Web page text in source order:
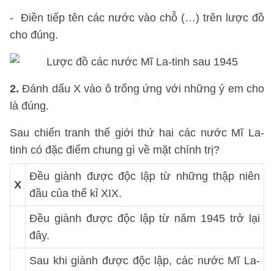
- Điền tiếp tên các nước vào chỗ (…) trên lược đồ
cho đúng.
2. Đánh dấu X vào ô trống ứng với những ý em cho
là đúng.
Sau chiến tranh thế giới thứ hai các nước Mĩ La-
tinh có đặc điểm chung gì về mặt chính trị?
X
Đều giành được độc lập từ những thập niên
đầu của thế kỉ XIX.
Đều giành được độc lập từ năm 1945 trở lại
đây.
Sau khi giành được độc lập, các nước Mĩ La-